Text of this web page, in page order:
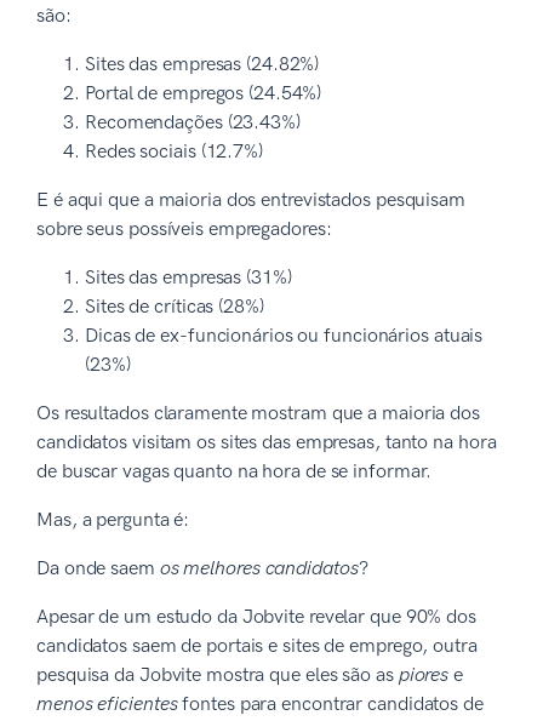
são:
Sites das empresas (24.82%)
Portal de empregos (24.54%)
Recomendações (23.43%)
Redes sociais (12.7%)
E é aqui que a maioria dos entrevistados pesquisam
sobre seus possíveis empregadores:
Sites das empresas (31%)
Sites de críticas (28%)
Dicas de ex-funcionários ou funcionários atuais
(23%)
Os resultados claramente mostram que a maioria dos
candidatos visitam os sites das empresas, tanto na hora
de buscar vagas quanto na hora de se informar.
Mas, a pergunta é:
Da onde saem os melhores candidatos?
Apesar de um estudo da Jobvite revelar que 90% dos
candidatos saem de portais e sites de emprego, outra
pesquisa da Jobvite mostra que eles são as piores e
menos eficientesfontes para encontrar candidatos de